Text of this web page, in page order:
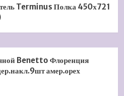
Terminus Полка 450х721
Benetto Флоренция
амер.орех